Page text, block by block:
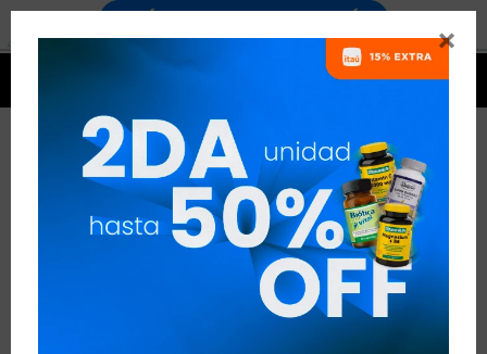

FÓRMULAS COMPUESTAS
FÓRMULAS COMPUESTAS QUITAR FILTROS
RECOMENDADOS